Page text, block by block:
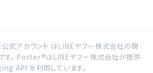
式アカウント はLINEヤフー株式会社の商
す。 Poster®はLINEヤフー株式会社が提供
API を利用しています。